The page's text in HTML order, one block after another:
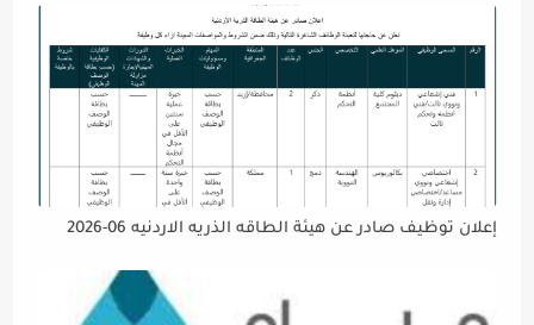
إعلان توظيف صادر عن هيئة الطاقه الذريه الاردنيه 06-2026